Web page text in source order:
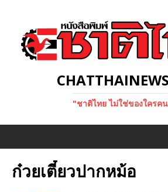
"ชาติไทย ไม่ใช่ของใครค
ก๋วยเตี๋ยวปากหม้อ